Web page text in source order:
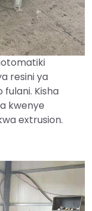
resini ya
Kisha
kwenye
extrusion.